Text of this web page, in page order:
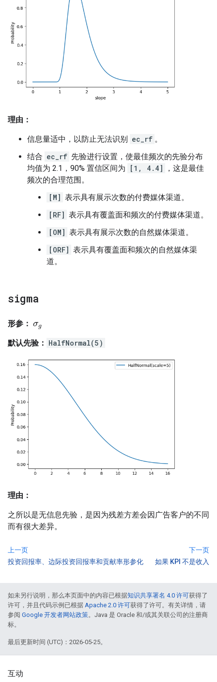
理由：
信息量适中，以防止无法识别 ec_rf 。
结合 ec_rf 先验进行设置，使最佳频次的先验分布
均值为 2.1，90% 置信区间为
[1, 4.4]
，这是最佳
频次的合理范围。
[M]
表示具有展示次数的付费媒体渠道。
[RF]
表示具有覆盖面和频次的付费媒体渠道。
[OM]
表示具有展示次数的自然媒体渠道。
[ORF]
表示具有覆盖面和频次的自然媒体渠
道。
sigma
形参： σg
σg
默认先验： HalfNormal(5)
理由：
之所以是无信息先验，是因为残差方差会因广告客户的不同
而有很大差异。
上一页
投资回报率、边际投资回报率和贡献率形参化
下一页
如果 KPI 不是收入
如未另行说明，那么本页面中的内容已根据知识共享署名 4.0 许可获得了
许可，并且代码示例已根据 Apache 2.0 许可获得了许可。有关详情，请
参阅 Google 开发者网站政策。Java 是 Oracle 和/或其关联公司的注册商
标。
最后更新时间 (UTC)：2026-05-25。
互动